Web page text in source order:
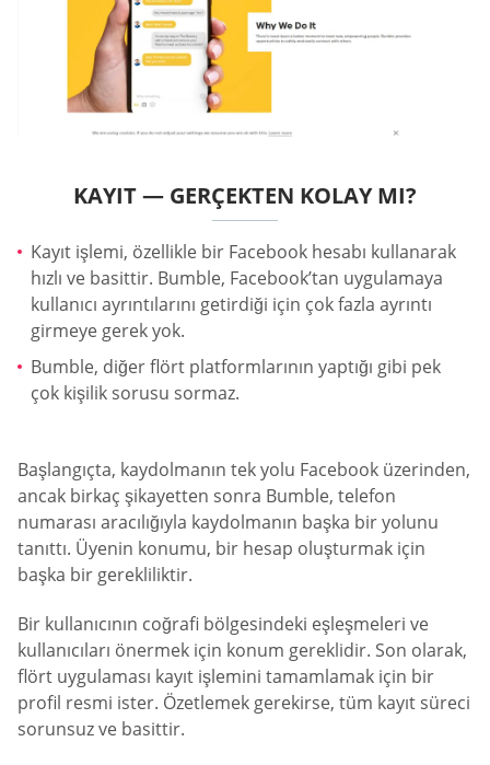
KAYIT — GERÇEKTEN KOLAY MI?
Kayıt işlemi, özellikle bir Facebook hesabı kullanarak
hızlı ve basittir. Bumble, Facebook’tan uygulamaya
kullanıcı ayrıntılarını getirdiği için çok fazla ayrıntı
girmeye gerek yok.
Bumble, diğer flört platformlarının yaptığı gibi pek
çok kişilik sorusu sormaz.
Başlangıçta, kaydolmanın tek yolu Facebook üzerinden,
ancak birkaç şikayetten sonra Bumble, telefon
numarası aracılığıyla kaydolmanın başka bir yolunu
tanıttı. Üyenin konumu, bir hesap oluşturmak için
başka bir gerekliliktir.
Bir kullanıcının coğrafi bölgesindeki eşleşmeleri ve
kullanıcıları önermek için konum gereklidir. Son olarak,
flört uygulaması kayıt işlemini tamamlamak için bir
profil resmi ister. Özetlemek gerekirse, tüm kayıt süreci
sorunsuz ve basittir.